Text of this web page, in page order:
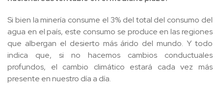
Si bien la minería consume el 3% del total del consumo del
agua en el país, este consumo se produce en las regiones
que albergan el desierto más árido del mundo. Y todo
indica que, si no hacemos cambios conductuales
profundos, el cambio climático estará cada vez más
presente en nuestro día a día.